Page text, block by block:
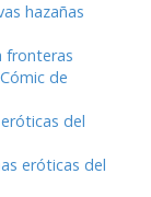
hazañas
fronteras
de
del
eróticas del